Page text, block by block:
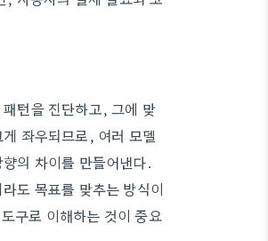
턴을 진단하고, 그에 맞
좌우되므로, 여러 모델
의 차이를 만들어낸다.
도 목표를 맞추는 방식이
구로 이해하는 것이 중요